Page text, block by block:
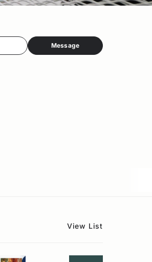
Message
View List